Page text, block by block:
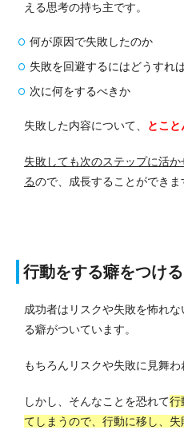
える思考の持ち主です。
何が原因で失敗したのか
失敗を回避するにはどうすれ
次に何をするべきか
失敗した内容について、 とこ
失敗しても次のステップに活
るので、成長することができま
行動をする癖をつける
成功者はリスクや失敗を怖れ
る癖がついています。
もちろんリスクや失敗に見舞わ
しかし、そんなことを恐れて行
てしまうので、行動に移し、